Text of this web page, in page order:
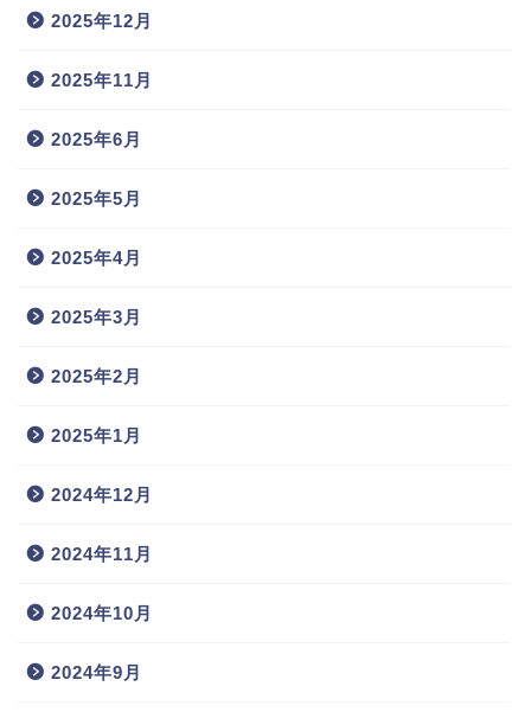
2025年12月
2025年11月
2025年6月
2025年5月
2025年4月
2025年3月
2025年2月
2025年1月
2024年12月
2024年11月
2024年10月
2024年9月